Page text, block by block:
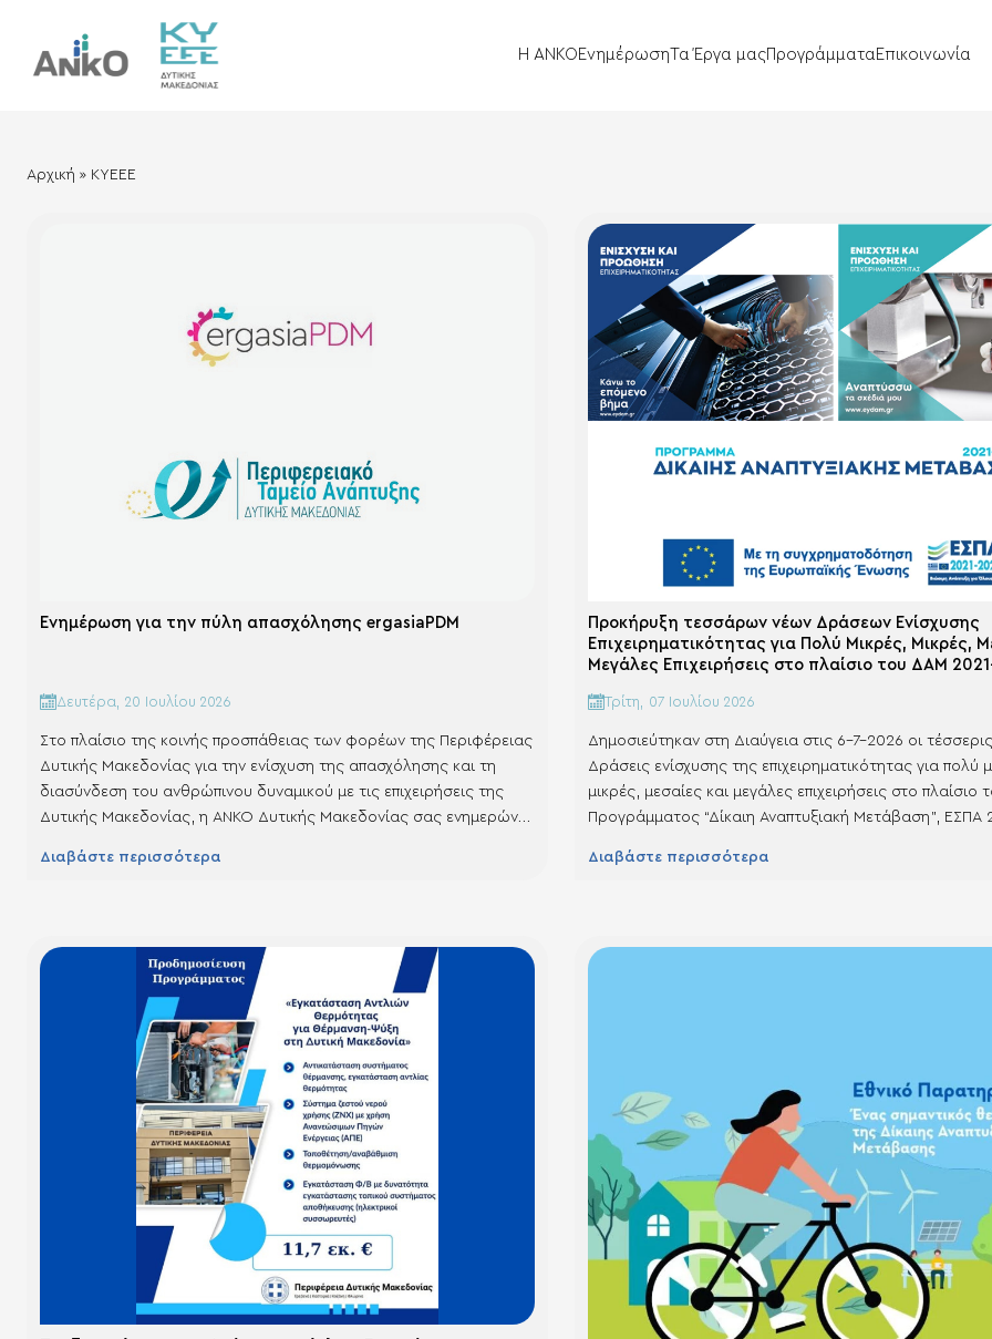
Η ΑΝΚΟ ΕνημέρωσηΤα Έργα μαςΠρογράμματα Επικοινωνία
Αρχική » ΚΥΕΕΕ
Ενημέρωση για την πύλη απασχόλησης ergasiaPDM
Δευτέρα, 20 Ιουλίου 2026
Στο πλαίσιο της κοινής προσπάθειας των φορέων της Περιφέρειας
Δυτικής Μακεδονίας για την ενίσχυση της απασχόλησης και τη
διασύνδεση του ανθρώπινου δυναμικού με τις επιχειρήσεις της
Δυτικής Μακεδονίας, η ΑΝΚΟ Δυτικής Μακεδονίας σας ενημερώνει
λειτουργεί από το Περιφερειακό Ταμείο Ανάπτυξης Περιφέρειας
Διαβάστε περισσότερα
Προκήρυξη τεσσάρων νέων Δράσεων Ενίσχυσης
Επιχειρηματικότητας για Πολύ Μικρές, Μικρές,
Μεγάλες Επιχειρήσεις στο πλαίσιο του ΔΑΜ
Τρίτη, 07 Ιουλίου 2026
Δημοσιεύτηκαν στη Διαύγεια στις 6-7-2026 οι
Δράσεις ενίσχυσης της επιχειρηματικότητας για πολύ
μικρές, μεσαίες και μεγάλες επιχειρήσεις στο πλαίσιο
Προγράμματος “Δίκαιη Αναπτυξιακή Μετάβαση”, ΕΣΠΑ
Διαύγεια 6-7-2026). Και οι τέσσερις δράσεις διέπονται
Διαβάστε περισσότερα